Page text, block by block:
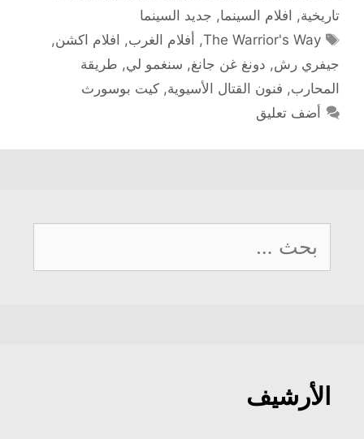
تاريخية, افلام السينما, جديد السينما
الوسوم
The Warrior's Way
, أفلام الغرب, افلام اكشن,
جيفري رش, دونغ غن جانغ, سنغمو لي, طريقة
المحارب, فنون القتال الأسيوية, كيت بوسورث
أضف تعليق
عن:
الأرشيف